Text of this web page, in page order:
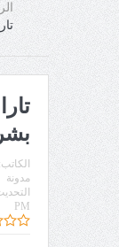
الكاتب:
مدونة
PM